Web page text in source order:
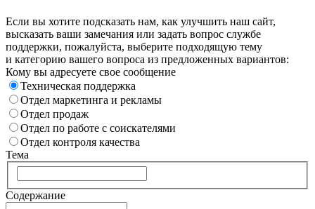
Если вы хотите подсказать нам, как улучшить наш сайт,
высказать ваши замечания или задать вопрос службе
поддержки, пожалуйста, выберите подходящую тему
и категорию вашего вопроса из предложенных вариантов:
Кому вы адресуете свое сообщение
Техническая поддержка
Отдел маркетинга и рекламы
Отдел продаж
Отдел по работе с соискателями
Отдел контроля качества
Тема
Содержание